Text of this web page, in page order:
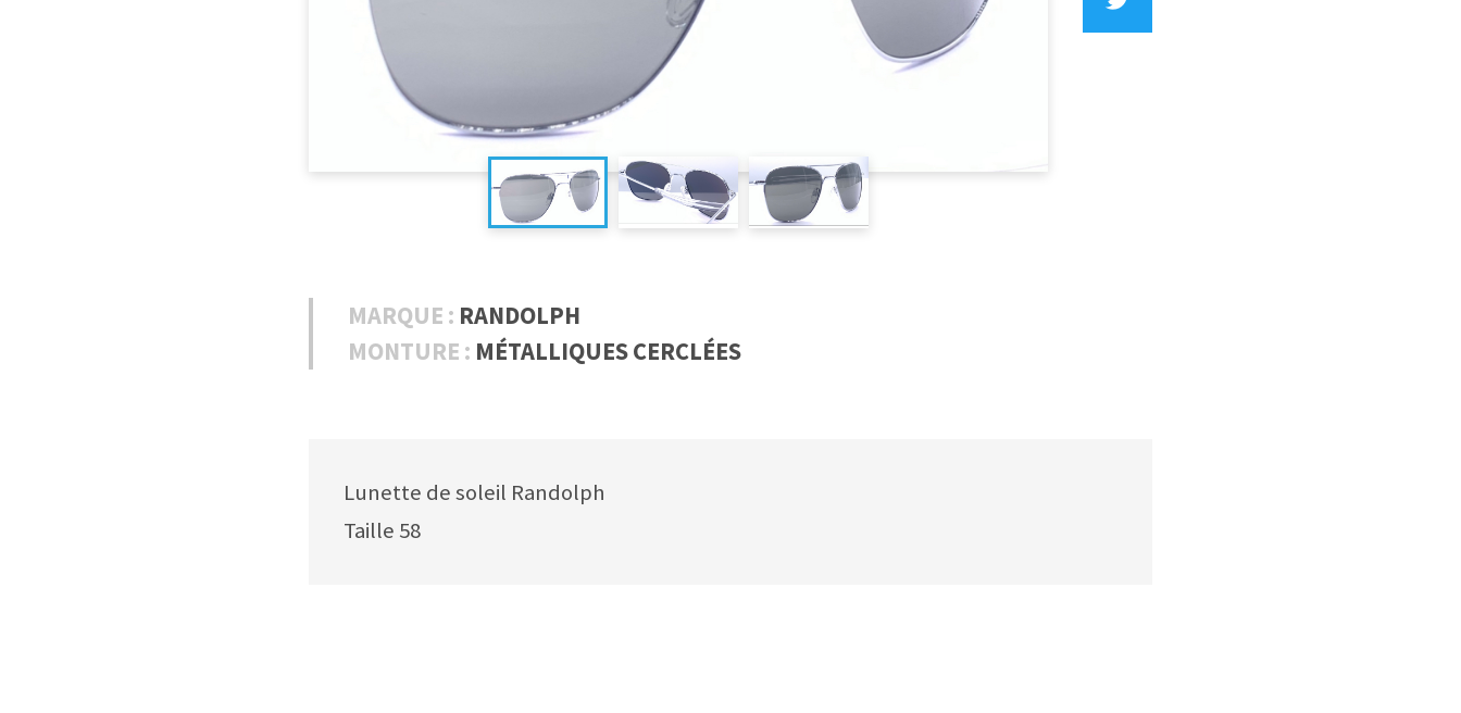
MARQUE : RANDOLPH
MONTURE : MÉTALLIQUES CERCLÉES
Lunette de soleil Randolph
Taille 58